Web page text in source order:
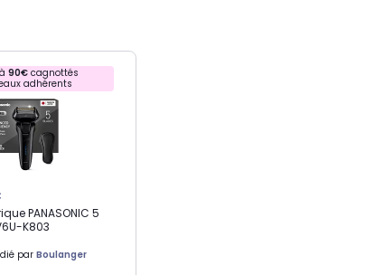
90€cagnottés
adhérents
PANASONIC 5
K803
par Boulanger